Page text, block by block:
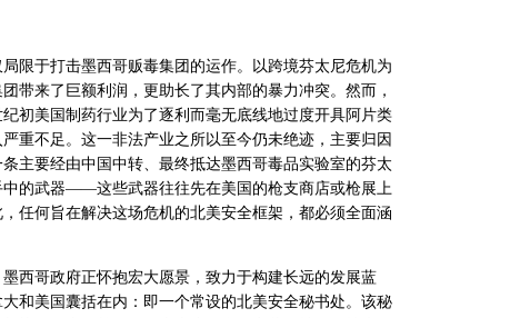
限于打击墨西哥贩毒集团的运作。以跨境芬太尼危机为
带来了巨额利润，更助长了其内部的暴力冲突。然而，
纪初美国制药行业为了逐利而毫无底线地过度开具阿片类
重不足。这一非法产业之所以至今仍未绝迹，主要归因
主要经由中国中转、最终抵达墨西哥毒品实验室的芬太
的武器——这些武器往往先在美国的枪支商店或枪展上
任何旨在解决这场危机的北美安全框架，都必须全面涵
西哥政府正怀抱宏大愿景，致力于构建长远的发展蓝
和美国囊括在内：即一个常设的北美安全秘书处。该秘